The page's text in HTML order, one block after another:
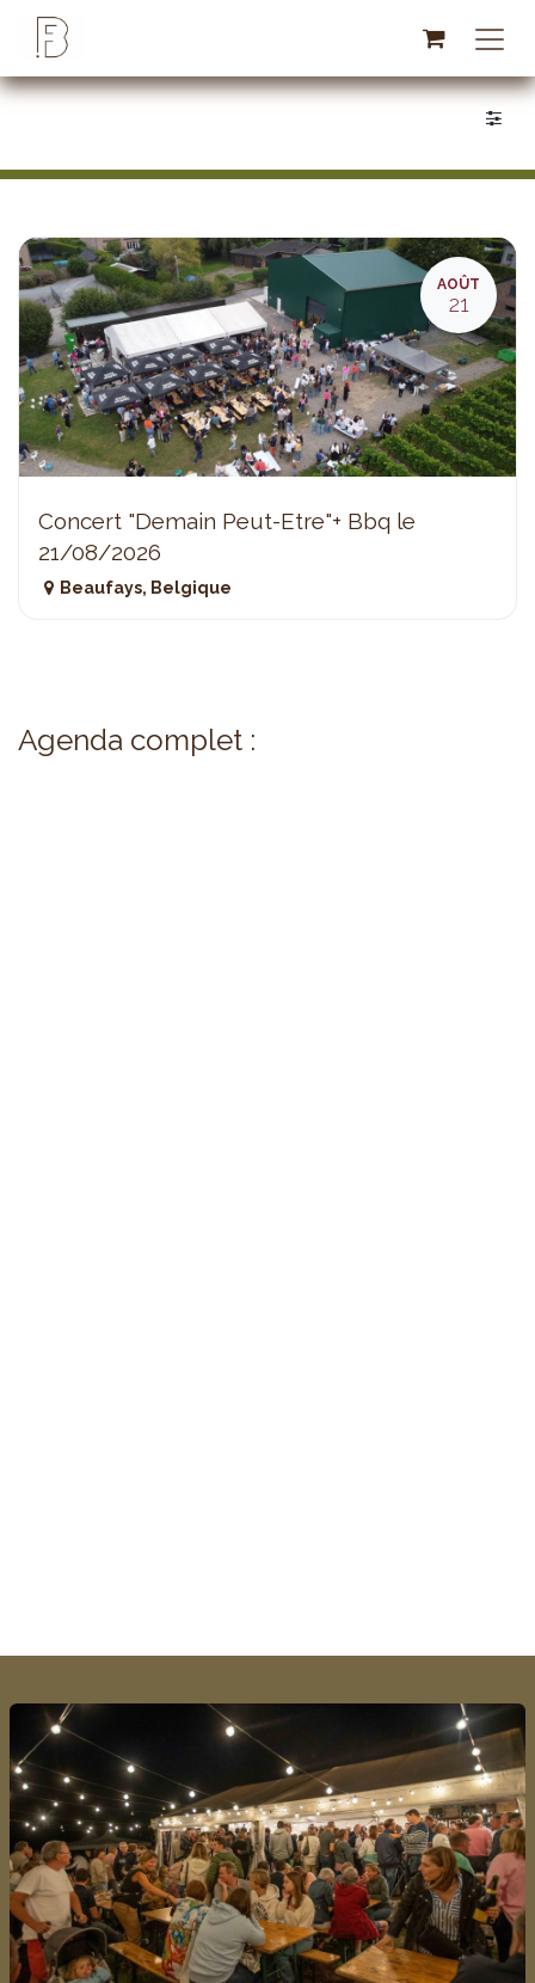
Se rendre au contenu
AOÛT
21
Concert "Demain Peut-Etre"+ Bbq le
21/08/2026
Beaufays, Belgique
Agenda complet :